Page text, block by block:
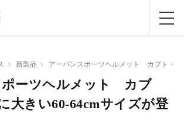
新製品 アーバンスポーツヘルメット カブト・
ポーツヘルメット カブ
大きい60-64cmサイズが登